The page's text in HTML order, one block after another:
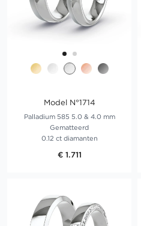
Model N°1714
Palladium 585 5.0 & 4.0 mm
Gematteerd
0.12 ct diamanten
€ 1.711